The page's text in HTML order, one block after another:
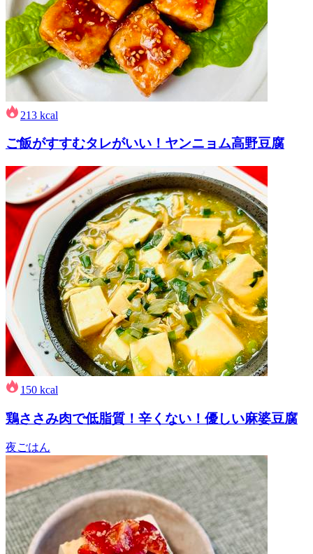
213 kcal
ご飯がすすむタレがいい！ヤンニョム高野豆腐
150 kcal
鶏ささみ肉で低脂質！辛くない！優しい麻婆豆腐
夜ごはん